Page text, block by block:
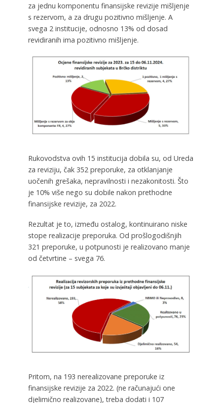
za jednu komponentu finansijske revizije mišljenje
s rezervom, a za drugu pozitivno mišljenje. A
svega 2 institucije, odnosno 13% od dosad
revidiranih ima pozitivno mišljenje.
Rukovodstva ovih 15 institucija dobila su, od Ureda
za reviziju, čak 352 preporuke, za otklanjanje
uočenih grešaka, nepravilnosti i nezakonitosti. Što
je 10% više nego su dobile nakon prethodne
finansijske revizije, za 2022.
Rezultat je to, između ostalog, kontinuirano niske
stope realizacije preporuka. Od prošlogodišnjih
321 preporuke, u potpunosti je realizovano manje
od četvrtine – svega 76.
Pritom, na 193 nerealizovane preporuke iz
finansijske revizije za 2022. (ne računajući one
djelimično realizovane), treba dodati i 107